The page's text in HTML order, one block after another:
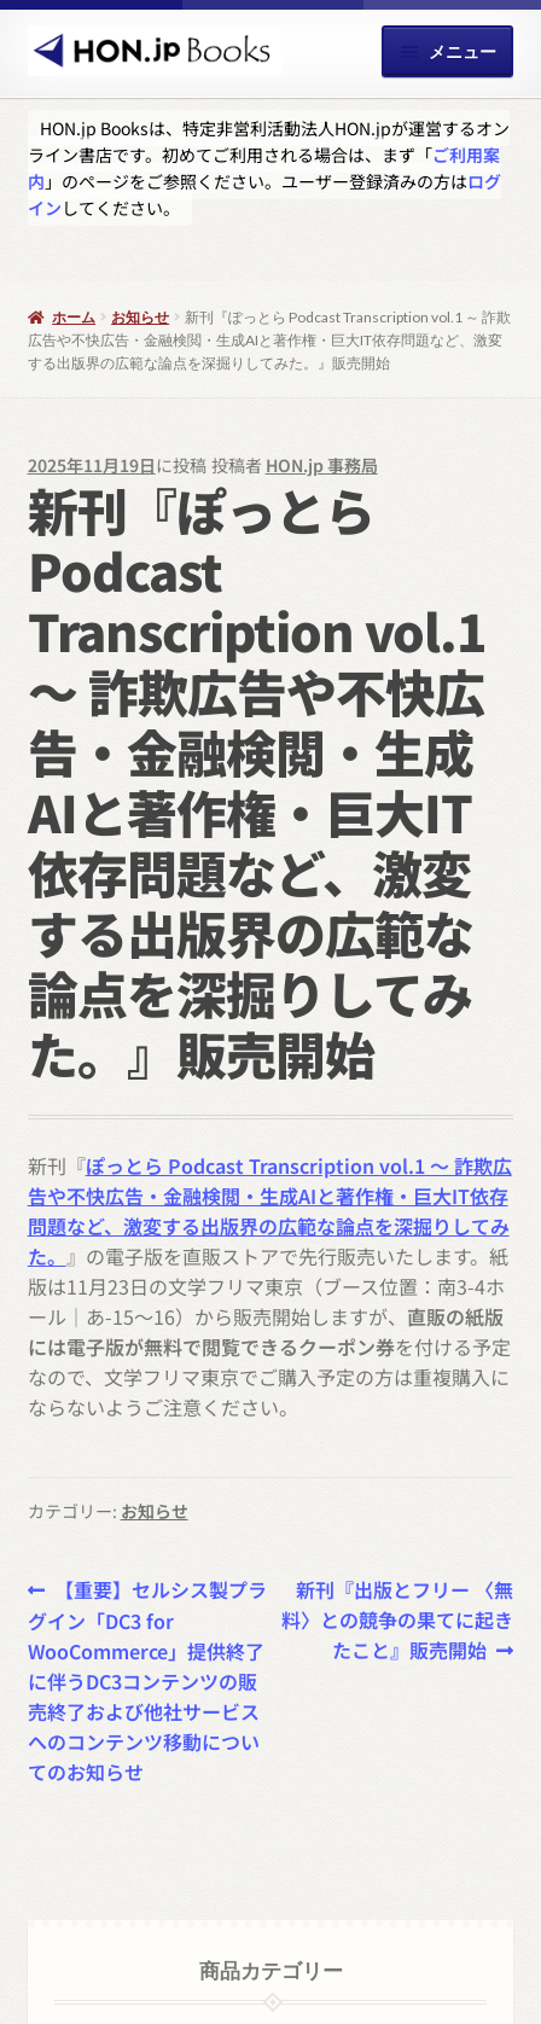
ナ
ゲ
ー
シ
ョ
ン
キ
ッ
プ
コ
テ
ン
ツ
へ
ス
プ
メニュー
サ
ブ
メ
ニ
展
開
お知らせ
ブ
ユーザー登録
HON.jp Booksは、特定非営利活動法人HON.jpが運営するオン
ライン書店です。初めてご利用される場合は、まず「ご利用案
内 」のページをご参照ください。ユーザー登録済みの方はログ
イン してください。
ホーム お知らせ
新刊『ぽっとら Podcast Transcription vol.1 ～ 詐欺
広告や不快広告・金融検閲・生成AIと著作権・巨大IT依存問題など、激変
する出版界の広範な論点を深掘りしてみた。』販売開始
2025年11月19日に投稿 投稿者 HON.jp 事務局
新刊『ぽっとら
Podcast
Transcription vol.1
～ 詐欺広告や不快広
告・金融検閲・生成
AIと著作権・巨大IT
依存問題など、激変
する出版界の広範な
論点を深掘りしてみ
た。』販売開始
新刊『ぽっとら Podcast Transcription vol.1 ～ 詐欺広
告や不快広告・金融検閲・生成AIと著作権・巨大IT依存
問題など、激変する出版界の広範な論点を深掘りしてみ
た。 』の電子版を直販ストアで先行販売いたします。紙
版は11月23日の文学フリマ東京（ブース位置：南3-4ホ
ール｜あ-15〜16）から販売開始しますが、 直販の紙版
には電子版が無料で閲覧できるクーポン券を付ける予定
なので、文学フリマ東京でご購入予定の方は重複購入に
ならないようご注意ください。
カテゴリー: お知らせ
投
稿
ナ
ビ
ゲ
前
の
投
稿:
【重要】セルシス製プラ
グイン「DC3 for
WooCommerce」提供終了
に伴うDC3コンテンツの販
売終了および他社サービス
へのコンテンツ移動につい
てのお知らせ
次
の
新刊『出版とフリー 〈無
料〉との競争の果てに起き
たこと』販売開始
商品カテゴリー